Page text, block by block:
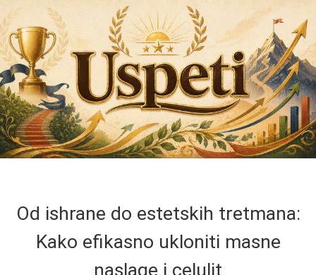
Od ishrane do estetskih tretmana:
Kako efikasno ukloniti masne
naslage i celulit